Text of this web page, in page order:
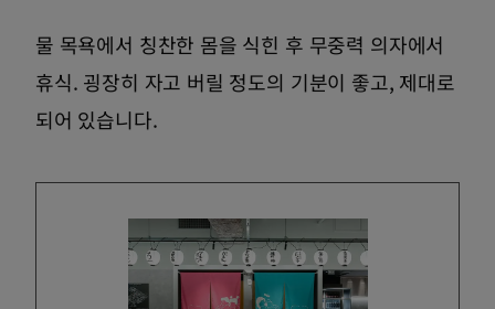
물 목욕에서 칭찬한 몸을 식힌 후 무중력 의자에서
휴식. 굉장히 자고 버릴 정도의 기분이 좋고, 제대로
되어 있습니다.